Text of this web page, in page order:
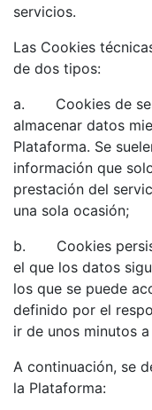
servicios.
Las Cookies
de dos tipos:
a. Cookies de
almacenar datos
Plataforma. Se
información que
prestación del
una sola ocasión;
b. Cookies
el que los datos
los que se puede
definido por el
ir de unos minutos
A continuación, se
la Plataforma: